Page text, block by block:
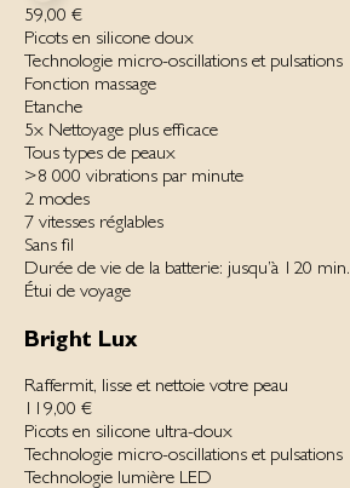
59,00 €
Picots en silicone doux
Technologie micro-oscillations et pulsations
Fonction massage
Etanche
5x Nettoyage plus efficace
Tous types de peaux
>8 000 vibrations par minute
2 modes
7 vitesses réglables
Sans fil‌
Durée de vie de la batterie: jusqu’à 120 min.
Étui de voyage
Bright Lux
Raffermit, lisse et nettoie votre peau
119,00 €
Picots en silicone ultra-doux
Technologie micro-oscillations et pulsations
Technologie lumière LED